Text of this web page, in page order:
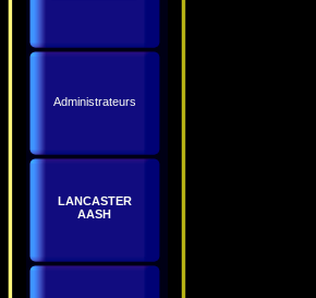
Administrateurs
LANCASTER
AASH